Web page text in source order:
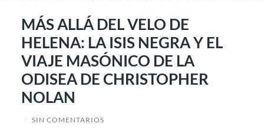
MÁS ALLÁ DEL VELO DE
HELENA: LA ISIS NEGRA Y EL
VIAJE MASÓNICO DE LA
ODISEA DE CHRISTOPHER
NOLAN
/ SIN COMENTARIOS